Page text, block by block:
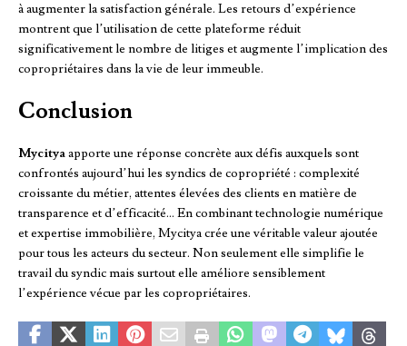
à augmenter la satisfaction générale. Les retours d’expérience
montrent que l’utilisation de cette plateforme réduit
significativement le nombre de litiges et augmente l’implication des
copropriétaires dans la vie de leur immeuble.
Conclusion
Mycityaapporte une réponse concrète aux défis auxquels sont
confrontés aujourd’hui les syndics de copropriété : complexité
croissante du métier, attentes élevées des clients en matière de
transparence et d’efficacité… En combinant technologie numérique
et expertise immobilière, Mycitya crée une véritable valeur ajoutée
pour tous les acteurs du secteur. Non seulement elle simplifie le
travail du syndic mais surtout elle améliore sensiblement
l’expérience vécue par les copropriétaires.